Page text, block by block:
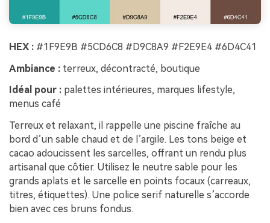
HEX : #1F9E9B #5CD6C8 #D9C8A9 #F2E9E4 #6D4C41
Ambiance : terreux, décontracté, boutique
Idéal pour : palettes intérieures, marques lifestyle,
menus café
Terreux et relaxant, il rappelle une piscine fraîche au
bord d’un sable chaud et de l’argile. Les tons beige et
cacao adoucissent les sarcelles, offrant un rendu plus
artisanal que côtier. Utilisez le neutre sable pour les
grands aplats et le sarcelle en points focaux (carreaux,
titres, étiquettes). Une police serif naturelle s’accorde
bien avec ces bruns fondus.